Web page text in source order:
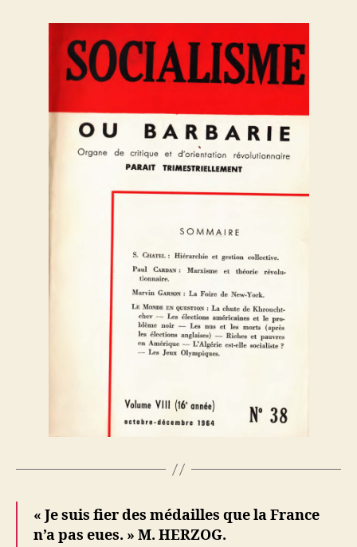
ridicule
qui
ne
pas
« Je suis fier des médailles que la France
n’a pas eues. » M. HERZOG.